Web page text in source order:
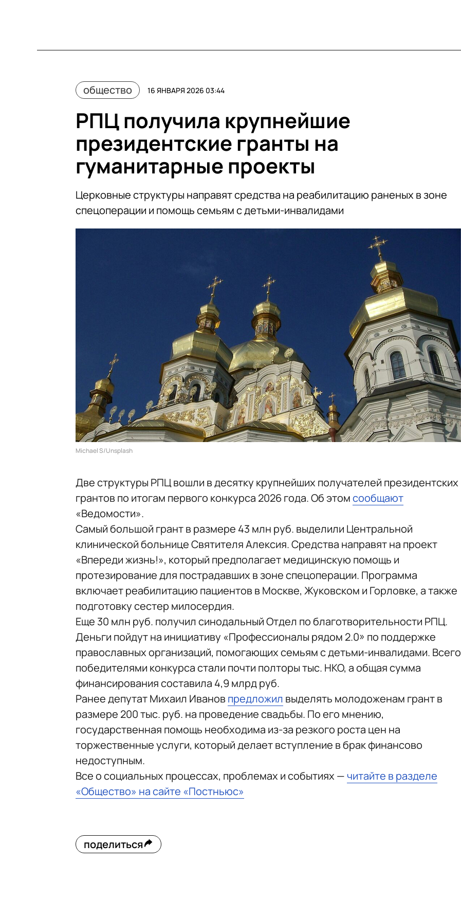
общество 16 ЯНВАРЯ 2026 03:44
РПЦ получила крупнейшие
президентские гранты на
гуманитарные проекты
Церковные структуры направят средства на реабилитацию раненых в зоне
спецоперации и помощь семьям с детьми-инвалидами
Michael S/Unsplash
Две структуры РПЦ вошли в десятку крупнейших получателей президентских
грантов по итогам первого конкурса 2026 года. Об этомсообщают
«Ведомости».
Самый большой грант в размере 43 млн руб. выделили Центральной
клинической больнице Святителя Алексия. Средства направят на проект
«Впереди жизнь!», который предполагает медицинскую помощь и
протезирование для пострадавших в зоне спецоперации. Программа
включает реабилитацию пациентов в Москве, Жуковском и Горловке, а также
подготовку сестер милосердия.
Еще 30 млн руб. получил синодальный Отдел по благотворительности РПЦ.
Деньги пойдут на инициативу «Профессионалы рядом 2.0» по поддержке
православных организаций, помогающих семьям с детьми-инвалидами. Всего
победителями конкурса стали почти полторы тыс. НКО, а общая сумма
финансирования составила 4,9 млрд руб.
Ранее депутат Михаил Иванов предложил выделять молодоженам грант в
размере 200 тыс. руб. на проведение свадьбы. По его мнению,
государственная помощь необходима из-за резкого роста цен на
торжественные услуги, который делает вступление в брак финансово
недоступным.
Все о социальных процессах, проблемах и событиях —читайте в разделе
«Общество» на сайте «Постньюс»
поделиться